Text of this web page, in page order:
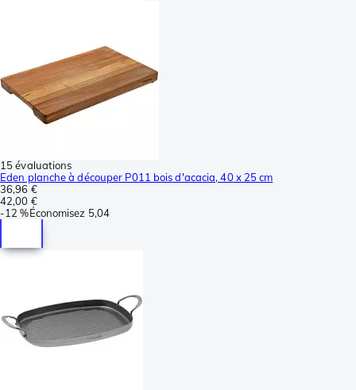
15 évaluations
Eden planche à découper P011 bois d'acacia, 40 x 25 cm
36,96 €
42,00 €
-12 %Économisez 5,04